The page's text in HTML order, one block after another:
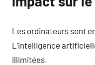
Les ordinateurs sont
L’intelligence
illimitées.